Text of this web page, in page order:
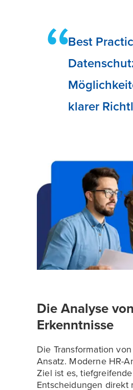
Best
klarer
Die Analyse
Erkenntnisse
Die Transformation
Ansatz. Moderne HR-
Ziel ist es,
Entscheidungen